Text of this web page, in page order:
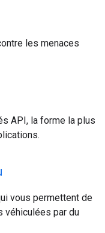
les menaces
API, la forme la plus
vous permettent de
véhiculées par du